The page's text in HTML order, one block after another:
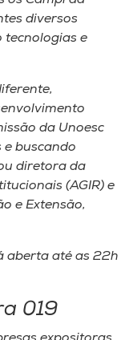
diversos
tecnologias e
da Unoesc
e buscando
diretora da
(AGIR) e
e Extensão,
aberta até as 22h
019